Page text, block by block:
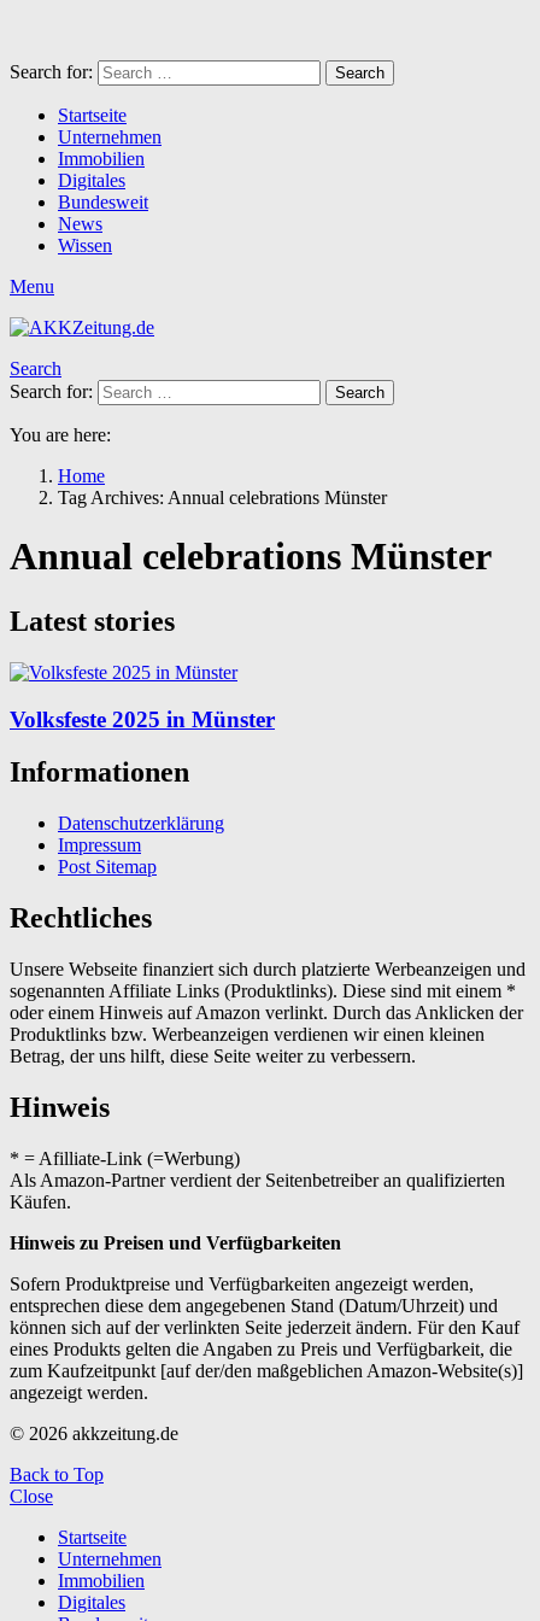
Search for: Search
Startseite
Unternehmen
Immobilien
Digitales
Bundesweit
News
Wissen
Menu
Search
Search for:
Search
You are here:
Home
Tag Archives: Annual celebrations Münster
Annual celebrations Münster
Latest stories
Volksfeste 2025 in Münster
Informationen
Datenschutzerklärung
Impressum
Post Sitemap
Rechtliches
Unsere Webseite finanziert sich durch platzierte Werbeanzeigen und
sogenannten Affiliate Links (Produktlinks). Diese sind mit einem *
oder einem Hinweis auf Amazon verlinkt. Durch das Anklicken der
Produktlinks bzw. Werbeanzeigen verdienen wir einen kleinen
Betrag, der uns hilft, diese Seite weiter zu verbessern.
Hinweis
* = Afilliate-Link (=Werbung)
Als Amazon-Partner verdient der Seitenbetreiber an qualifizierten
Käufen.
Hinweis zu Preisen und Verfügbarkeiten
Sofern Produktpreise und Verfügbarkeiten angezeigt werden,
entsprechen diese dem angegebenen Stand (Datum/Uhrzeit) und
können sich auf der verlinkten Seite jederzeit ändern. Für den Kauf
eines Produkts gelten die Angaben zu Preis und Verfügbarkeit, die
zum Kaufzeitpunkt [auf der/den maßgeblichen Amazon-Website(s)]
angezeigt werden.
© 2026 akkzeitung.de
Back to Top
Close
Startseite
Unternehmen
Immobilien
Digitales